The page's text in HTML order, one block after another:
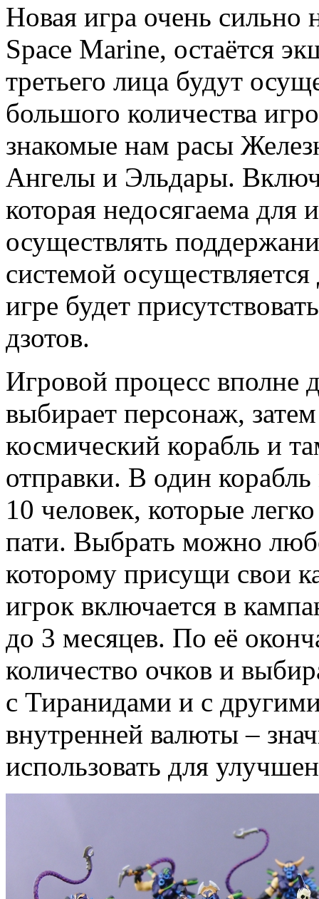
Новая игра очень сильно
Space Marine, остаётся
третьего лица будут
большого количества
знакомые нам расы
Ангелы и Эльдары.
которая недосягаема для
осуществлять
системой
игре будет
дзотов.
Игровой процесс вполне
выбирает персонаж,
космический корабль и
отправки. В один
10 человек, которые
пати. Выбрать можно
которому присущи свои
игрок включается в
до 3 месяцев. По её
количество очков и
с Тиранидами и с
внутренней валюты –
использовать для